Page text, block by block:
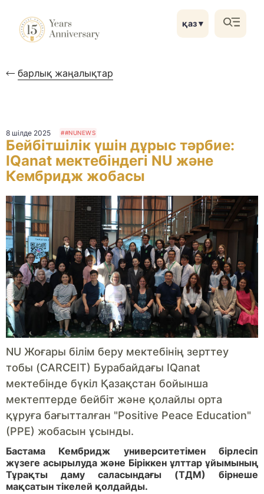
қаз▼
барлық жаңалықтар
8 шілде 2025 ##NUNEWS
Бейбітшілік үшін дұрыс тәрбие:
IQanat мектебіндегі NU және
Кембридж жобасы
NU Жоғары білім беру мектебінің зерттеу
тобы (CARCEIT) Бурабайдағы IQanat
мектебінде бүкіл Қазақстан бойынша
мектептерде бейбіт және қолайлы орта
құруға бағытталған "Positive Peace Education"
(PPE) жобасын ұсынды.
Бастама Кембридж университетімен бірлесіп
жүзеге асырылуда және Біріккен ұлттар ұйымының
Тұрақты даму саласындағы (ТДМ) бірнеше
мақсатын тікелей қолдайды.